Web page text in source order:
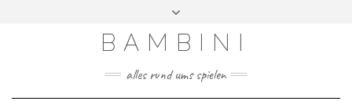
BAMBINI
alles rund ums spielen